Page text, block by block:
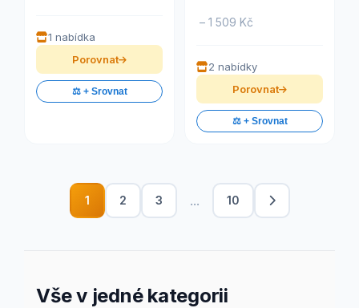
1 nabídka
Porovnat
⚖️ + Srovnat
– 1 509 Kč
2 nabídky
Porovnat
⚖️ + Srovnat
1 2 3 ... 10
Vše v jedné kategorii